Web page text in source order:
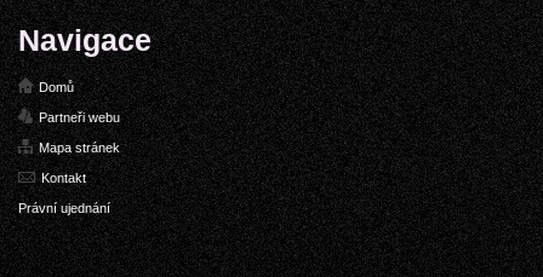
Navigace
Domů
Partneři webu
Mapa stránek
Kontakt
Právní ujednání